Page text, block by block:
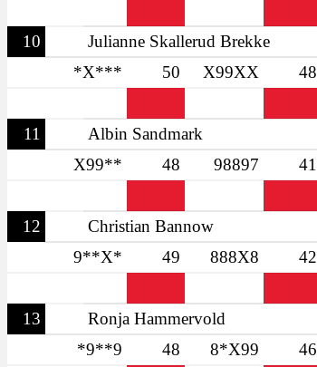
10
Julianne Skallerud Brekke
*X***
50 X99XX 48
11
Albin Sandmark
X99**
48 98897 41
12
Christian Bannow
9**X*
49 888X8 42
13
Ronja Hammervold
*9**9
48 8*X99 46